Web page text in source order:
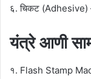
६. चिकट (Adhesive) –
यंत्रे आणी
१. Flash Stamp